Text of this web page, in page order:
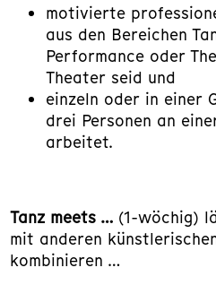
motivierte
aus den Bereichen
Performance oder
Theater seid und
einzeln oder in einer
drei Personen an
arbeitet.
Tanz meets … (1-wöchig)
mit anderen
kombinieren …